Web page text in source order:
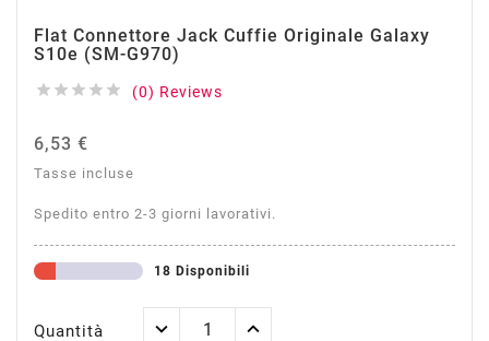
Flat Connettore Jack Cuffie Originale Galaxy
S10e (SM-G970)
     (0) Reviews
6,53 €
Tasse incluse
Spedito entro 2-3 giorni lavorativi.
18 Disponibili
Quantità